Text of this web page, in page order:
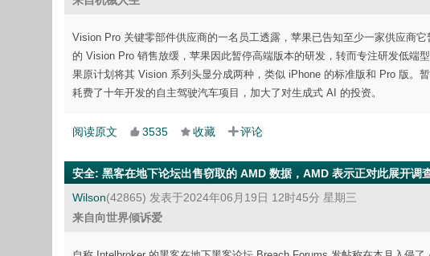
Vision Pro 关键零部件供应商的一名员工透露，苹果已告知至少一家供应商
的 Vision Pro 销售放缓，苹果因此暂停高端版本的研发，转而专注研发低端
果原计划将其 Vision 系列头显分成两种，类似 iPhone 的标准版和 Pro 版。
耗费了十年开发的自主驾驶汽车项目，加大了对生成式 AI 的投资。
阅读原文 3535 收藏 评论
安全: 黑客在地下论坛出售窃取的 AMD 数据，AMD 表示正对此展开调
Wilson(42865) 发表于2024年06月19日 12时45分 星期三
来自向世界倾诉爱